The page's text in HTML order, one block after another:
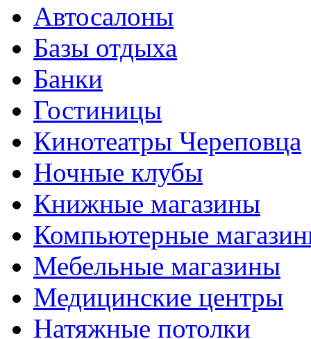
Автосалоны
Базы отдыха
Банки
Гостиницы
Кинотеатры Череповца
Ночные клубы
Книжные магазины
Компьютерные
Мебельные магазины
Медицинские центры
Натяжные потолки